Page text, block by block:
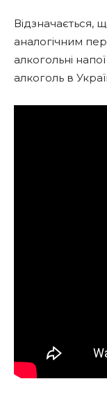
Відзначається,
аналогічним
алкогольні
алкоголь в